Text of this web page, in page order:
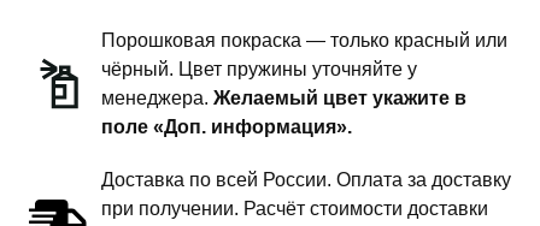
Порошковая покраска — только красный или
чёрный. Цвет пружины уточняйте у
менеджера. Желаемый цвет укажите в
поле «Доп. информация».
Доставка по всей России. Оплата за доставку
при получении. Расчёт стоимости доставки